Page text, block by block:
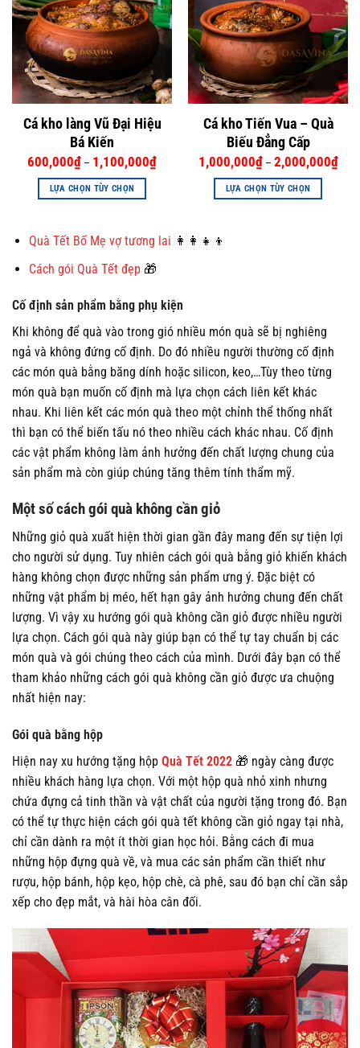
Cá kho làng Vũ Đại Hiệu
Bá Kiến
600,000₫ – 1,100,000₫
LỰA CHỌN TÙY CHỌN
này
nhiều
thể.
Các
chọn
có
thể
được
chọn
trên
trang
sản
Cá kho Tiến Vua – Quà
Biếu Đẳng Cấp
1,000,000₫– 2,000,000₫
LỰA CHỌN TÙY CHỌN
Các
tùy
chọn
có
thể
được
chọn
trang
sản
Quà Tết Bố Mẹ vợ tương lai 👩‍👩‍👧‍👦
Cách gói Quà Tết đẹp🎁
Cố định sản phẩm bằng phụ kiện
Khi không để quà vào trong gió nhiều món quà sẽ bị nghiêng
ngả và không đứng cố định. Do đó nhiều người thường cố định
các món quà bằng băng dính hoặc silicon, keo,…Tùy theo từng
món quà bạn muốn cố định mà lựa chọn cách liên kết khác
nhau. Khi liên kết các món quà theo một chỉnh thể thống nhất
thì bạn có thể biến tấu nó theo nhiều cách khác nhau. Cố định
các vật phẩm không làm ảnh hưởng đến chất lượng chung của
sản phẩm mà còn giúp chúng tăng thêm tính thẩm mỹ.
Một số cách gói quà không cần giỏ
Những giỏ quà xuất hiện thời gian gần đây mang đến sự tiện lợi
cho người sử dụng. Tuy nhiên cách gói quà bằng giỏ khiến khách
hàng không chọn được những sản phẩm ưng ý. Đặc biệt có
những vật phẩm bị méo, hết hạn gây ảnh hưởng chung đến chất
lượng. Vì vậy xu hướng gói quà không cần giỏ được nhiều người
lựa chọn. Cách gói quà này giúp bạn có thể tự tay chuẩn bị các
món quà và gói chúng theo cách của mình. Dưới đây bạn có thể
tham khảo những cách gói quà không cần giỏ được ưa chuộng
nhất hiện nay:
Gói quà bằng hộp
Hiện nay xu hướng tặng hộp Quà Tết 2022 🎁 ngày càng được
nhiều khách hàng lựa chọn. Với một hộp quà nhỏ xinh nhưng
chứa đựng cả tinh thần và vật chất của người tặng trong đó. Bạn
có thể tự thực hiện cách gói quà tết không cần giỏ ngay tại nhà,
chỉ cần dành ra một ít thời gian học hỏi. Bằng cách đi mua
những hộp đựng quà về, và mua các sản phẩm cần thiết như
rượu, hộp bánh, hộp kẹo, hộp chè, cà phê, sau đó bạn chỉ cần sắp
xếp cho đẹp mắt, và hài hòa cân đối.